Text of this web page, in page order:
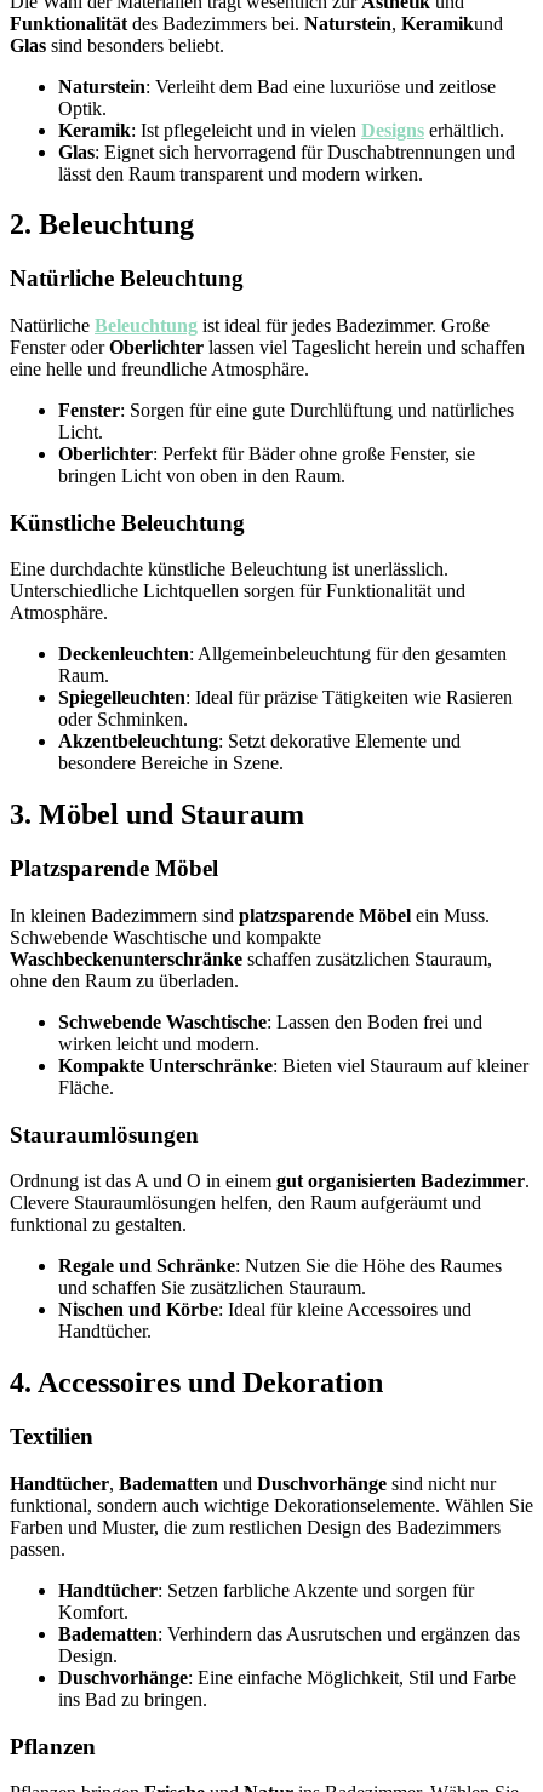
Funktionalität des Badezimmers bei. Naturstein, Keramikund
Glas sind besonders beliebt.
Naturstein: Verleiht dem Bad eine luxuriöse und zeitlose
Optik.
Keramik: Ist pflegeleicht und in vielen Designs erhältlich.
Glas: Eignet sich hervorragend für Duschabtrennungen und
lässt den Raum transparent und modern wirken.
2. Beleuchtung
Natürliche Beleuchtung
Natürliche Beleuchtung ist ideal für jedes Badezimmer. Große
Fenster oderOberlichter lassen viel Tageslicht herein und schaffen
eine helle und freundliche Atmosphäre.
Fenster: Sorgen für eine gute Durchlüftung und natürliches
Licht.
Oberlichter: Perfekt für Bäder ohne große Fenster, sie
bringen Licht von oben in den Raum.
Künstliche Beleuchtung
Eine durchdachte künstliche Beleuchtung ist unerlässlich.
Unterschiedliche Lichtquellen sorgen für Funktionalität und
Atmosphäre.
Deckenleuchten: Allgemeinbeleuchtung für den gesamten
Raum.
Spiegelleuchten: Ideal für präzise Tätigkeiten wie Rasieren
oder Schminken.
Akzentbeleuchtung: Setzt dekorative Elemente und
besondere Bereiche in Szene.
3. Möbel und Stauraum
Platzsparende Möbel
In kleinen Badezimmern sind platzsparende Möbel ein Muss.
Schwebende Waschtische und kompakte
Waschbeckenunterschränke schaffen zusätzlichen Stauraum,
ohne den Raum zu überladen.
Schwebende Waschtische: Lassen den Boden frei und
wirken leicht und modern.
Kompakte Unterschränke: Bieten viel Stauraum auf kleiner
Fläche.
Stauraumlösungen
Ordnung ist das A und O in einem gut organisierten Badezimmer.
Clevere Stauraumlösungen helfen, den Raum aufgeräumt und
funktional zu gestalten.
Regale und Schränke: Nutzen Sie die Höhe des Raumes
und schaffen Sie zusätzlichen Stauraum.
Nischen und Körbe: Ideal für kleine Accessoires und
Handtücher.
4. Accessoires und Dekoration
Textilien
Handtücher, Badematten und Duschvorhänge sind nicht nur
funktional, sondern auch wichtige Dekorationselemente. Wählen Sie
Farben und Muster, die zum restlichen Design des Badezimmers
passen.
Handtücher: Setzen farbliche Akzente und sorgen für
Komfort.
Badematten: Verhindern das Ausrutschen und ergänzen das
Design.
Duschvorhänge: Eine einfache Möglichkeit, Stil und Farbe
ins Bad zu bringen.
Pflanzen